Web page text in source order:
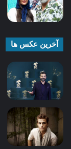
آخرین عکس ها